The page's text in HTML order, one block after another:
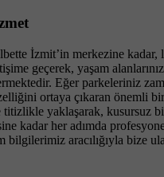
İzmit’in merkezine kadar,
geçerek, yaşam
Eğer parkeleriniz
ortaya çıkaran önemli
titizlikle yaklaşarak, kusursuz
kadar her adımda
bilgilerimiz aracılığıyla bize